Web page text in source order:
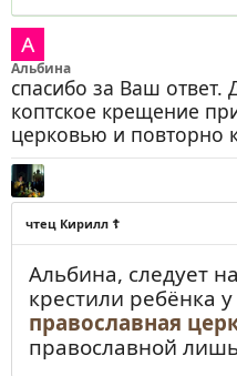
Альбина
спасибо за Ваш ответ.
коптское крещение
церковью и повторно
чтец Кирилл ☦
Альбина, следует
крестили ребёнка
православная
православной